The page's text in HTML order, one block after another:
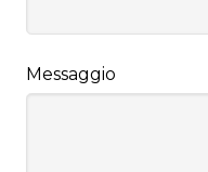
Messaggio